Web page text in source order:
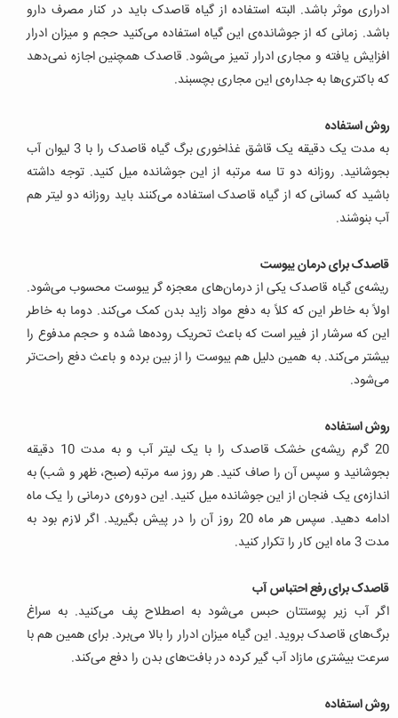
ادراری موثر باشد. البته استفاده از گیاه قاصدک باید در کنار مصرف دارو
باشد. زمانی که از جوشانده‌ی این گیاه استفاده می‌کنید حجم و میزان ادرار
افزایش یافته و مجاری ادرار تمیز می‌شود. قاصدک همچنین اجازه نمی‌دهد
که باکتری‌ها به جداره‌ی این مجاری بچسبند.
روش استفاده
به مدت یک دقیقه یک قاشق غذاخوری برگ گیاه قاصدک را با 3 لیوان آب
بجوشانید. روزانه دو تا سه مرتبه از این جوشانده میل کنید. توجه داشته
باشید که کسانی که از گیاه قاصدک استفاده می‌کنند باید روزانه دو لیتر هم
آب بنوشند.
قاصدک برای درمان یبوست
ریشه‌ی گیاه قاصدک یکی از درمان‌های معجزه گر یبوست محسوب می‌شود.
اولاً به خاطر این که کلاً به دفع مواد زاید بدن کمک می‌کند. دوما به خاطر
این که سرشار از فیبر است که باعث تحریک روده‌ها شده و حجم مدفوع را
بیشتر می‌کند. به همین دلیل هم یبوست را از بین برده و باعث دفع راحت‌تر
می‌شود.
روش استفاده
20 گرم ریشه‌ی خشک قاصدک را با یک لیتر آب و به مدت 10 دقیقه
بجوشانید و سپس آن را صاف کنید. هر روز سه مرتبه (صبح، ظهر و شب) به
اندازه‌ی یک فنجان از این جوشانده میل کنید. این دوره‌ی درمانی را یک ماه
ادامه دهید. سپس هر ماه 20 روز آن را در پیش بگیرید. اگر لازم بود به
مدت 3 ماه این کار را تکرار کنید.
قاصدک برای رفع احتباس آب
اگر آب زیر پوستتان حبس می‌شود به اصطلاح پف می‌کنید. به سراغ
برگ‌های قاصدک بروید. این گیاه میزان ادرار را بالا می‌برد. برای همین هم با
سرعت بیشتری مازاد آب گیر کرده در بافت‌های بدن را دفع می‌کند.
روش استفاده